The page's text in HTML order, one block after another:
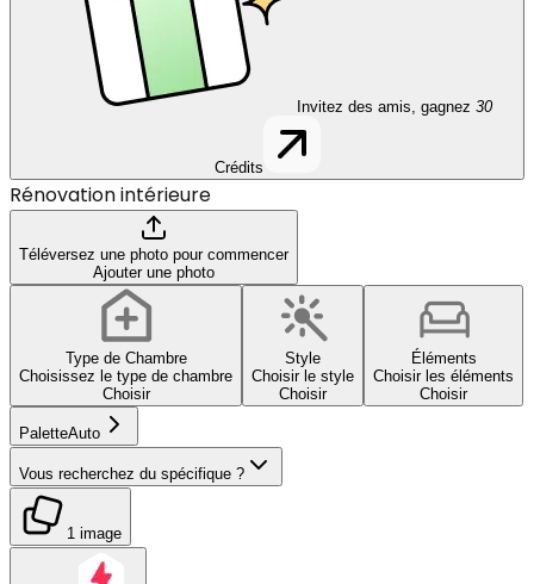
Invitez des amis, gagnez 30
Crédits
Rénovation intérieure
Téléversez une photo pour commencer
Ajouter une photo
Type de Chambre
Choisissez le type de chambre
Choisir
Style
Choisir le style
Choisir
Éléments
Choisir les éléments
Choisir
PaletteAuto
Vous recherchez du spécifique ?
1 image